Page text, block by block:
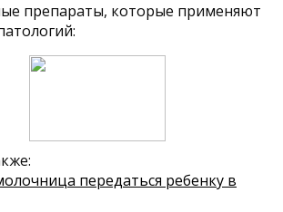
препараты, которые применяют
передаться ребенку в